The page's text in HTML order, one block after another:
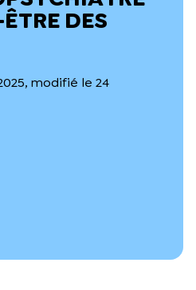
partenaires
DES
modifié le 24